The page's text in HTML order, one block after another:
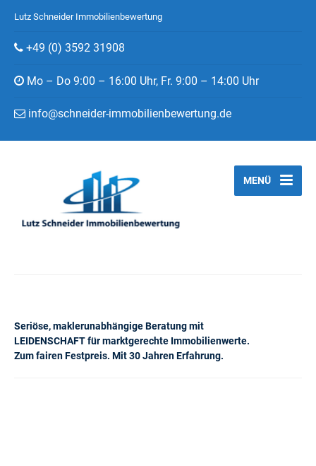
Lutz Schneider Immobilienbewertung
+49 (0) 3592 31908
Mo – Do 9:00 – 16:00 Uhr, Fr. 9:00 – 14:00 Uhr
info@schneider-immobilienbewertung.de
Seriöse, maklerunabhängige Beratung mit
LEIDENSCHAFT für marktgerechte Immobilienwerte.
Zum fairen Festpreis. Mit 30 Jahren Erfahrung.
MENÜ